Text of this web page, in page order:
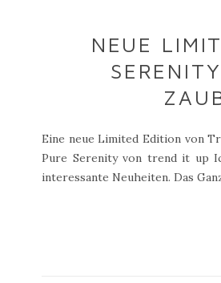
NEUE
Eine neue Limited Edition von
Pure Serenity von trend it up
interessante Neuheiten. Das